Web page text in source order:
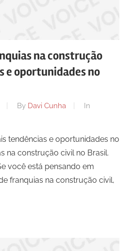
na construção
e oportunidades no
By Davi Cunha
In
tendências e oportunidades no
na construção civil no Brasil.
você está pensando em
franquias na construção civil,